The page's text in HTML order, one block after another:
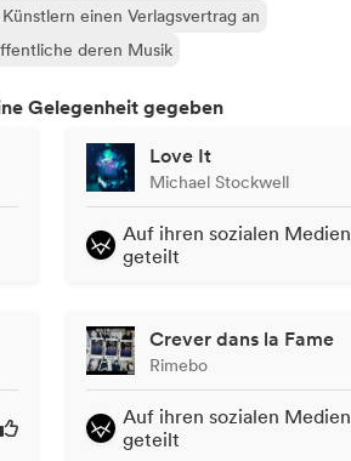
einen Verlagsvertrag an
deren Musik
Gelegenheit gegeben
Love It
Michael Stockwell
Auf ihren sozialen Medien
geteilt
Crever dans la Fame
Rimebo
Auf ihren sozialen Medien
geteilt